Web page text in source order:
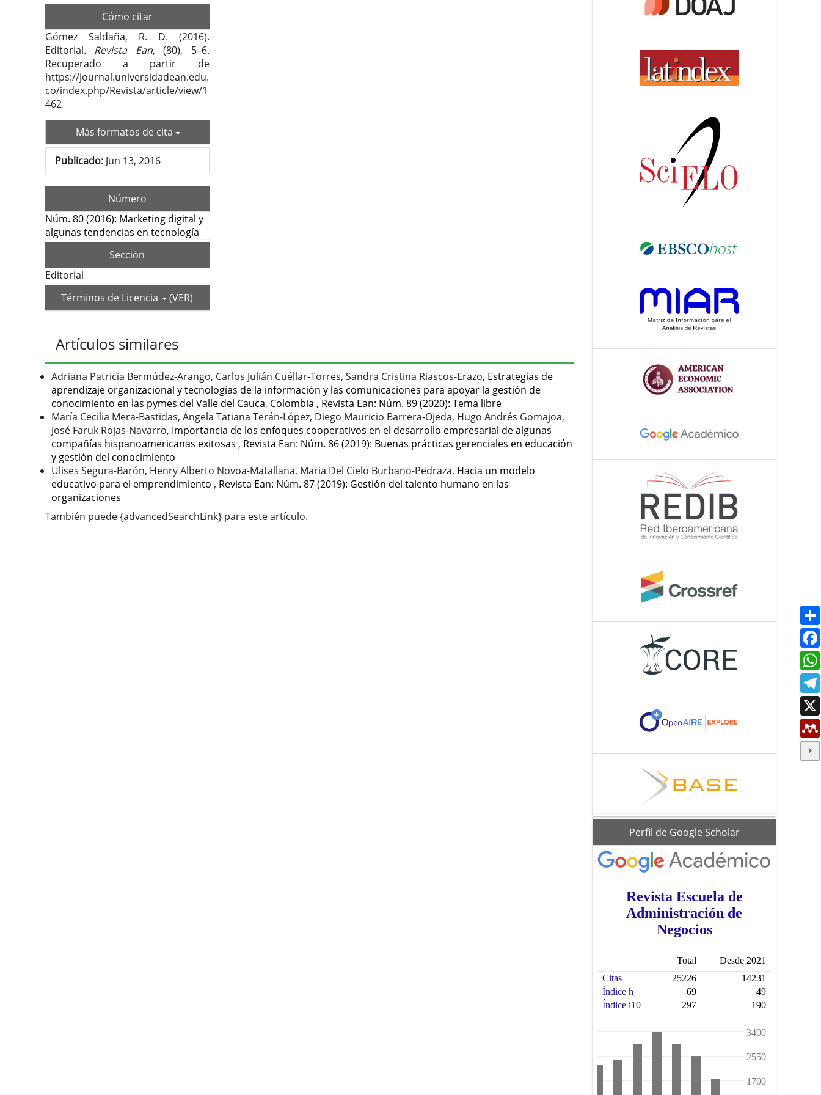
Cómo citar
Gómez Saldaña, R. D. (2016).
Editorial. Revista Ean, (80), 5–6.
Recuperado a partir de
https://journal.universidadean.edu.
co/index.php/Revista/article/view/1
462
Más formatos de cita
Publicado: Jun 13, 2016
Número
Núm. 80 (2016): Marketing digital y
algunas tendencias en tecnología
Sección
Editorial
Términos de Licencia
(VER)
Artículos similares
Adriana Patricia Bermúdez-Arango, Carlos Julián Cuéllar-Torres, Sandra Cristina Riascos-Erazo, Estrategias de
aprendizaje organizacional y tecnologías de la información y las comunicaciones para apoyar la gestión de
conocimiento en las pymes del Valle del Cauca, Colombia , Revista Ean: Núm. 89 (2020): Tema libre
María Cecilia Mera-Bastidas, Ángela Tatiana Terán-López, Diego Mauricio Barrera-Ojeda, Hugo Andrés Gomajoa,
José Faruk Rojas-Navarro, Importancia de los enfoques cooperativos en el desarrollo empresarial de algunas
compañías hispanoamericanas exitosas , Revista Ean: Núm. 86 (2019): Buenas prácticas gerenciales en educación
y gestión del conocimiento
Ulises Segura-Barón, Henry Alberto Novoa-Matallana, Maria Del Cielo Burbano-Pedraza, Hacia un modelo
educativo para el emprendimiento , Revista Ean: Núm. 87 (2019): Gestión del talento humano en las
organizaciones
También puede {advancedSearchLink} para este artículo.
scholarPerfil de Google Scholar